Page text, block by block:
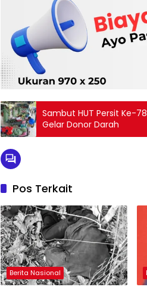
Sambut HUT Persit Ke-
Gelar Donor Darah
Pos Terkait
Berita Nasional